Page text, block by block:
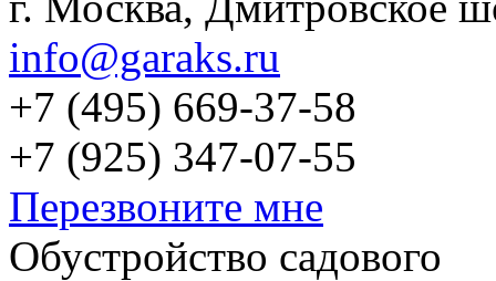
info@garaks.ru
+7 (495) 669-37-58
+7 (925) 347-07-55
Перезвоните мне
Обустройство садового